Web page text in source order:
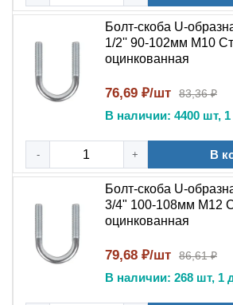
Болт-скоба U-
1/2'' 90-102мм M10
оцинкованная
76,69 ₽/шт 83,36 ₽
В наличии: 4400 шт,
- + В
Болт-скоба U-
3/4" 100-108мм M12
оцинкованная
79,68 ₽/шт 86,61 ₽
В наличии: 268 шт, 1